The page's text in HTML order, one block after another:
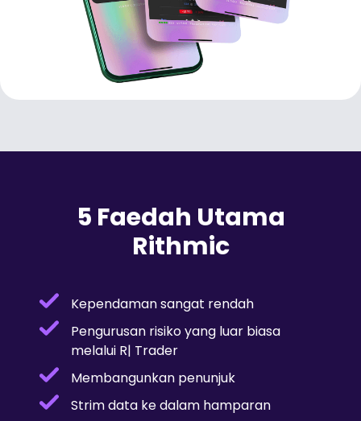
5 Faedah Utama
Rithmic
Kependaman sangat rendah
Pengurusan risiko yang luar biasa
melalui R| Trader
Membangunkan penunjuk
Strim data ke dalam hamparan